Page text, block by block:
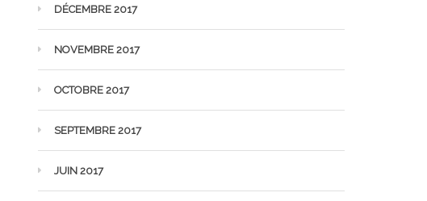
DÉCEMBRE 2017
NOVEMBRE 2017
OCTOBRE 2017
SEPTEMBRE 2017
JUIN 2017